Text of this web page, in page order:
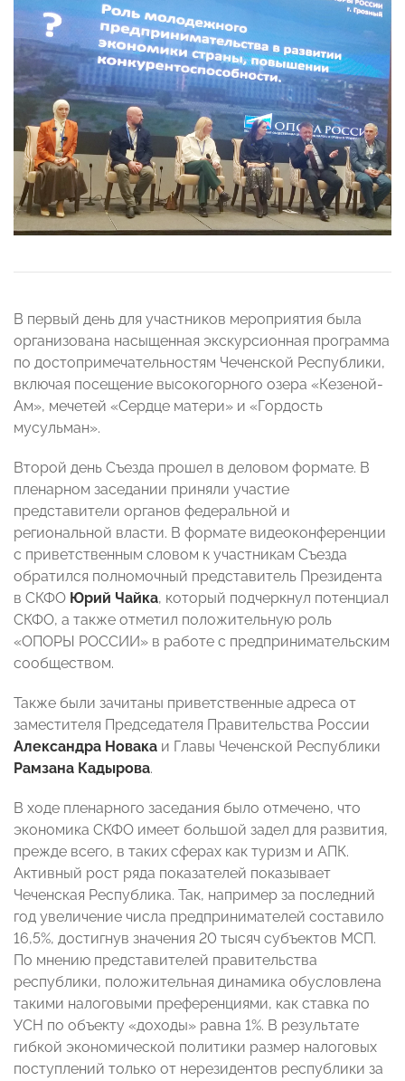
В первый день для участников мероприятия была
организована насыщенная экскурсионная программа
по достопримечательностям Чеченской Республики,
включая посещение высокогорного озера «Кезеной-
Ам», мечетей «Сердце матери» и «Гордость
мусульман».
Второй день Съезда прошел в деловом формате. В
пленарном заседании приняли участие
представители органов федеральной и
региональной власти. В формате видеоконференции
с приветственным словом к участникам Съезда
обратился полномочный представитель Президента
в СКФО Юрий Чайка, который подчеркнул потенциал
СКФО, а также отметил положительную роль
«ОПОРЫ РОССИИ» в работе с предпринимательским
сообществом.
Также были зачитаны приветственные адреса от
заместителя Председателя Правительства России
Александра Новака и Главы Чеченской Республики
Рамзана Кадырова.
В ходе пленарного заседания было отмечено, что
экономика СКФО имеет большой задел для развития,
прежде всего, в таких сферах как туризм и АПК.
Активный рост ряда показателей показывает
Чеченская Республика. Так, например за последний
год увеличение числа предпринимателей составило
16,5%, достигнув значения 20 тысяч субъектов МСП.
По мнению представителей правительства
республики, положительная динамика обусловлена
такими налоговыми преференциями, как ставка по
УСН по объекту «доходы» равна 1%. В результате
гибкой экономической политики размер налоговых
поступлений только от нерезидентов республики за